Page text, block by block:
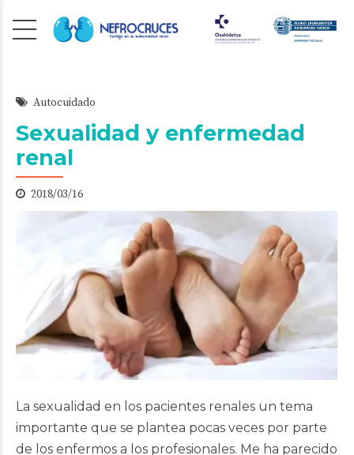
Autocuidado
Sexualidad y enfermedad
renal
2018/03/16
La sexualidad en los pacientes renales un tema
importante que se plantea pocas veces por parte
de los enfermos a los profesionales. Me ha parecido